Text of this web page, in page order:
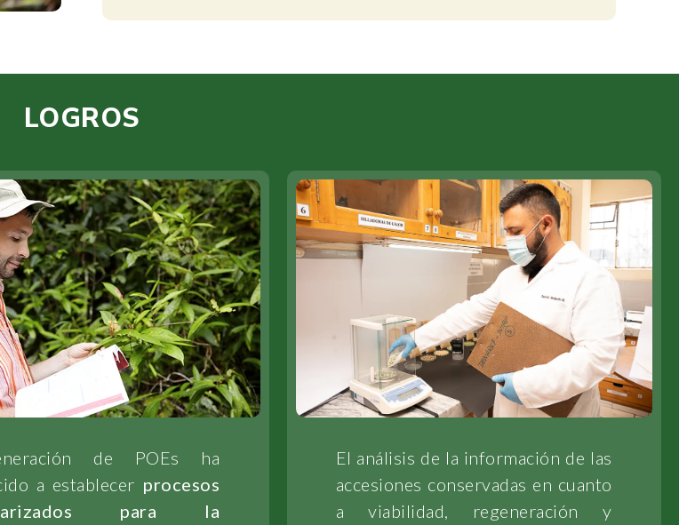
LOGROS
de POEs ha
a establecer procesos
para la
El análisis de la información de las
accesiones conservadas en cuanto
a viabilidad, regeneración y